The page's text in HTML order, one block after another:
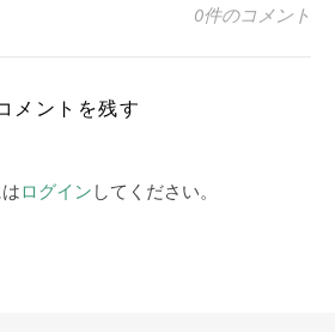
0件のコメント
メントを残す
ログイン してください。